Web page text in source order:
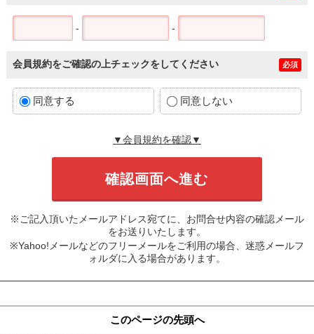
- -
会員規約をご確認の上チェックをしてください 必須
同意する 同意しない
▼会員規約を確認▼
※ご記入頂いたメールアドレス宛てに、お問合せ内容の確認メール
をお送りいたします。
※Yahoo!メールなどのフリーメールをご利用の場合、迷惑メールフ
ォルダに入る場合があります。
このページの先頭へ